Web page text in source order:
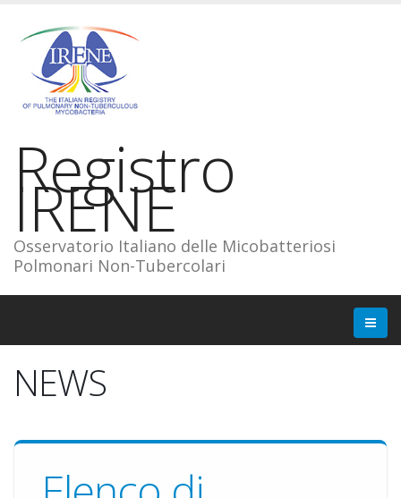
Registro
IRENE
Osservatorio Italiano delle Micobatteriosi
Polmonari Non-Tubercolari
NEWS